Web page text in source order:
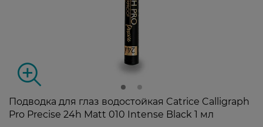
Подводка для глаз водостойкая Catrice Calligraph
Pro Precise 24h Matt 010 Intense Black 1 мл